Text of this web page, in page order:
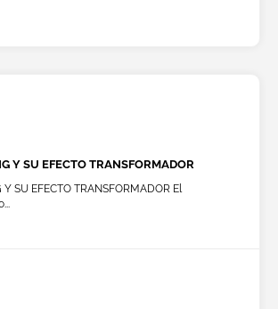
Y SU EFECTO TRANSFORMADOR
SU EFECTO TRANSFORMADOR El